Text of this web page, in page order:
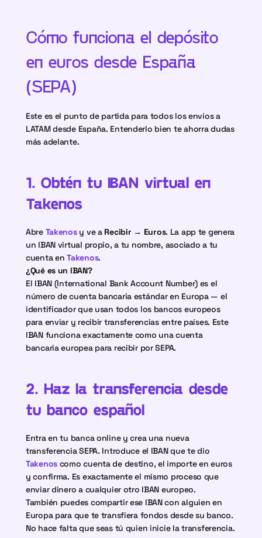
Cómo funciona el depósito
en euros desde España
(SEPA)
Este es el punto de partida para todos los envíos a
LATAM desde España. Entenderlo bien te ahorra dudas
más adelante.
1. Obtén tu IBAN virtual en
Takenos
Abre Takenos y ve a Recibir → Euros. La app te genera
un IBAN virtual propio, a tu nombre, asociado a tu
cuenta en Takenos.
¿Qué es un IBAN?
El IBAN (International Bank Account Number) es el
número de cuenta bancaria estándar en Europa — el
identificador que usan todos los bancos europeos
para enviar y recibir transferencias entre países. Este
IBAN funciona exactamente como una cuenta
bancaria europea para recibir por SEPA.
2. Haz la transferencia desde
tu banco español
Entra en tu banca online y crea una nueva
Takenos como cuenta de destino, el importe en euros
y confirma. Es exactamente el mismo proceso que
enviar dinero a cualquier otro IBAN europeo.
También puedes compartir ese IBAN con alguien en
Europa para que te transfiera fondos desde su banco.
No hace falta que seas tú quien inicie la transferencia.